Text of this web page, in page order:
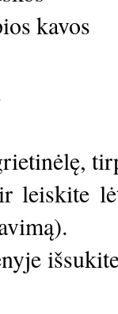
kavos
leiskite